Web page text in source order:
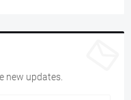
new updates.